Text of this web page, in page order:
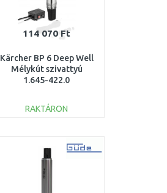
114 070 Ft
Kärcher BP 6 Deep Well
Mélykút szivattyú
1.645-422.0
RAKTÁRON
Összehasonlítás